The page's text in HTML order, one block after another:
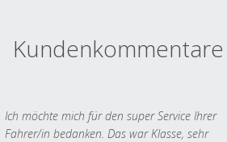
Kundenkommentare
Ich möchte mich für den super Service Ihrer
Fahrer/in bedanken. Das war Klasse, sehr